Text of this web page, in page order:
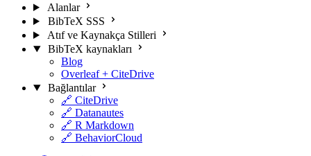
Alanlar
BibTeX SSS
Atıf ve Kaynakça Stilleri
BibTeX kaynakları
Blog
Overleaf + CiteDrive
Bağlantılar
🔗 CiteDrive
🔗 Datanautes
🔗 R Markdown
🔗 BehaviorCloud